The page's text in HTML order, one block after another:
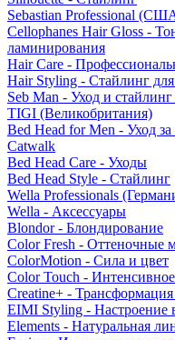
Sebastian Professional
Cellophanes Hair Gloss -
ламинирования
Hair Care -
Hair Styling - Стайлинг
Seb Man - Уход и
TIGI (Великобритания)
Bed Head for Men - Уход
Catwalk
Bed Head Care - Уходы
Bed Head Style - Стайлинг
Wella Professionals
Wella - Аксессуары
Blondor - Блондирование
Color Fresh - Оттеночные
ColorMotion - Сила и цвет
Color Touch -
Creatine+ -
EIMI Styling - Настроение
Elements - Натуральная